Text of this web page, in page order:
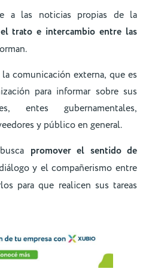
a las noticias propias de la
el trato e intercambio entre las
comunicación externa, que es
para informar sobre sus
entes gubernamentales,
y público en general.
promover el sentido de
y el compañerismo entre
para que realicen sus tareas